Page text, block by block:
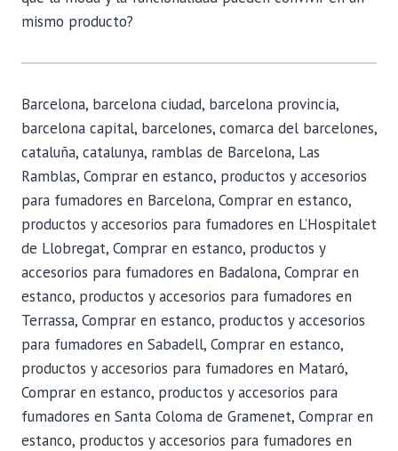
mismo producto?
Barcelona, barcelona ciudad, barcelona provincia,
barcelona capital, barcelones, comarca del barcelones,
cataluña, catalunya, ramblas de Barcelona, Las
Ramblas, Comprar en estanco, productos y accesorios
para fumadores en Barcelona, Comprar en estanco,
productos y accesorios para fumadores en L’Hospitalet
de Llobregat, Comprar en estanco, productos y
accesorios para fumadores en Badalona, Comprar en
estanco, productos y accesorios para fumadores en
Terrassa, Comprar en estanco, productos y accesorios
para fumadores en Sabadell, Comprar en estanco,
productos y accesorios para fumadores en Mataró,
Comprar en estanco, productos y accesorios para
fumadores en Santa Coloma de Gramenet, Comprar en
estanco, productos y accesorios para fumadores en